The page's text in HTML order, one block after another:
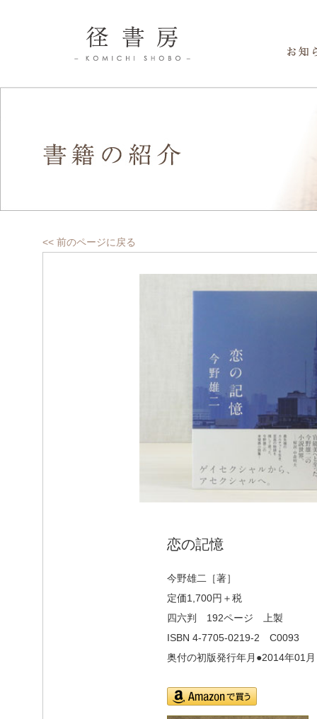
<< 前のページに戻る
恋の記憶
今野雄二［著］
定価1,700円＋税
四六判 192ページ 上製
ISBN 4-7705-0219-2 C0093
奥付の初版発行年月●2014年01月
amazon